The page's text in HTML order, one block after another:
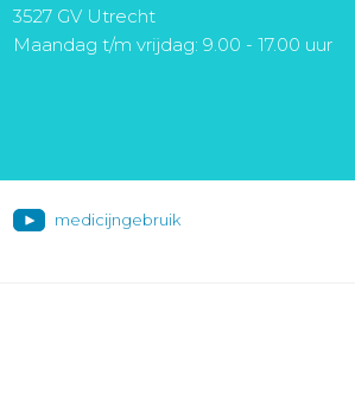
3527 GV Utrecht
Maandag t/m vrijdag: 9.00 - 17.00 uur
medicijngebruik